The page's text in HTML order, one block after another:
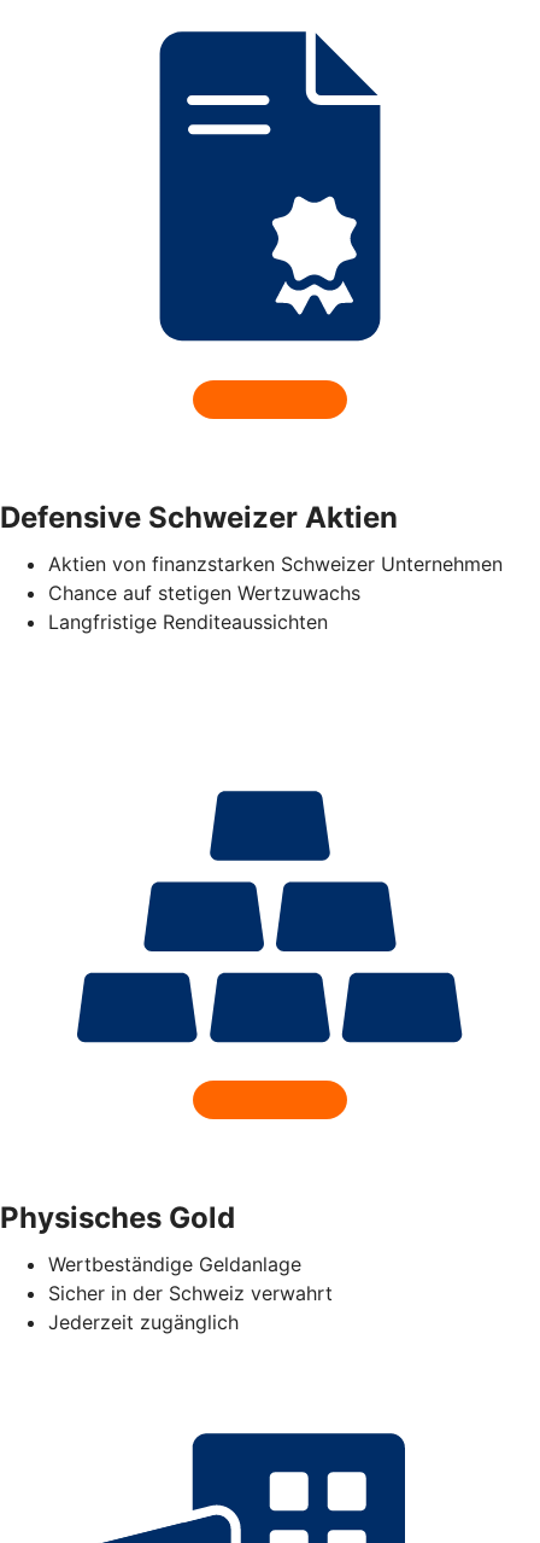
Defensive Schweizer Aktien
Aktien von finanzstarken Schweizer Unternehmen
Chance auf stetigen Wertzuwachs
Langfristige Renditeaussichten
Physisches Gold
Wertbeständige Geldanlage
Sicher in der Schweiz verwahrt
Jederzeit zugänglich